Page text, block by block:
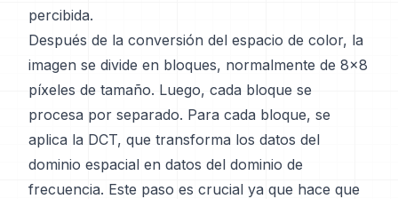
percibida.
Después de la conversión del espacio de color, la
imagen se divide en bloques, normalmente de 8x8
píxeles de tamaño. Luego, cada bloque se
procesa por separado. Para cada bloque, se
aplica la DCT, que transforma los datos del
dominio espacial en datos del dominio de
frecuencia. Este paso es crucial ya que hace que